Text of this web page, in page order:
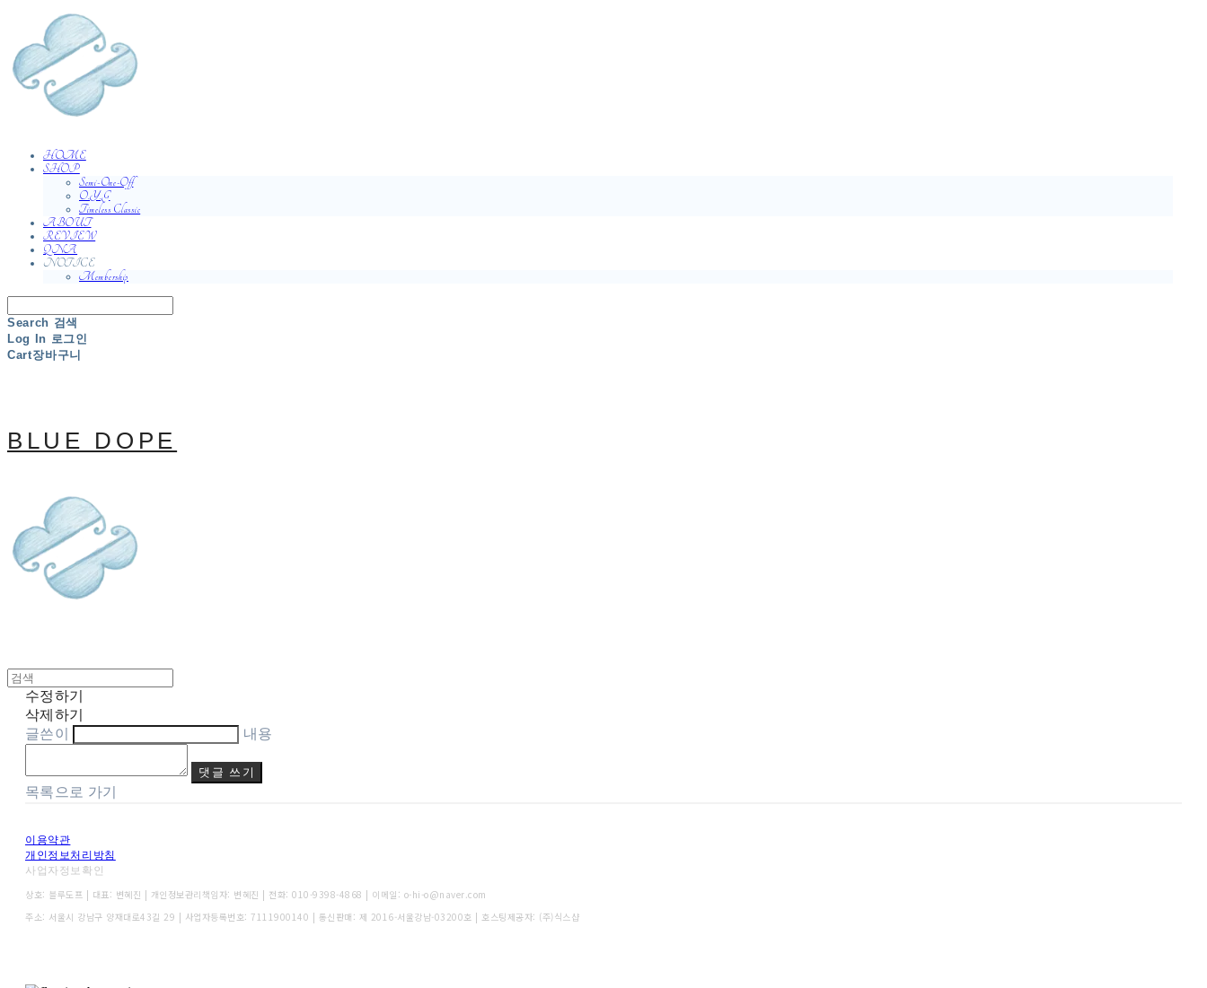
HOME
SHOP
Semi-One-Off
O.Y.G
Timeless Classic
ABOUT
REVIEW
QNA
NOTICE
Membership
Search 검색
Log In 로그인
Cart장바구니
BLUE DOPE
수정하기
삭제하기
글쓴이
내용
댓글 쓰기
목록으로 가기
이용약관
개인정보처리방침
사업자정보확인
상호: 블루도프 | 대표: 변혜진 | 개인정보관리책임자: 변혜진 | 전화: 010-9398-4868 | 이메일: o-hi-o@naver.com
주소: 서울시 강남구 양재대로43길 29 | 사업자등록번호: 7111900140 | 통신판매: 제 2016-서울강남-03200호 | 호스팅제공자: (주)식스샵